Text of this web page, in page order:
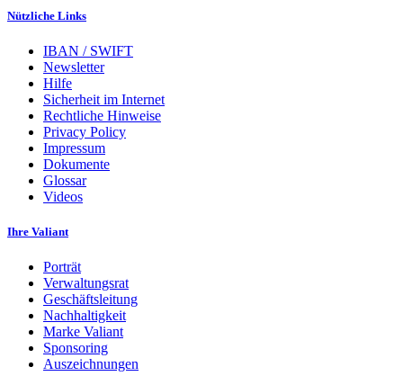
Nützliche Links
IBAN / SWIFT
Newsletter
Hilfe
Sicherheit im Internet
Rechtliche Hinweise
Privacy Policy
Impressum
Dokumente
Glossar
Videos
Ihre Valiant
Porträt
Verwaltungsrat
Geschäftsleitung
Nachhaltigkeit
Marke Valiant
Sponsoring
Auszeichnungen